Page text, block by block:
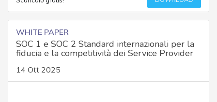
WHITE PAPER
SOC 1 e SOC 2 Standard internazionali per la
fiducia e la competitività dei Service Provider
14 Ott 2025